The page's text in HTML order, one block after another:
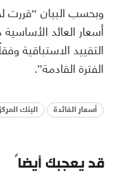
وبحسب البيان “قررت
أسعار العائد
التقييد الاستباقية
الفترة القادمة”.
أسعار الفائدة البنك
قد يعجبك أيضاً